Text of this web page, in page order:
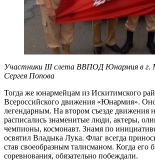
Участники III слета ВВПОД Юнармия в г.
Сергея Попова
Тогда же юнармейцам из Искитимского
Всероссийского движения «Юнармия».
легендарным. На втором съезде движения
расписались знаменитые люди, актеры,
чемпионы, космонавт. Знамя по
освятил Владыка Лука. Флаг всегда
став своеобразным талисманом. Когда его
соревнования, обязательно побеждали.